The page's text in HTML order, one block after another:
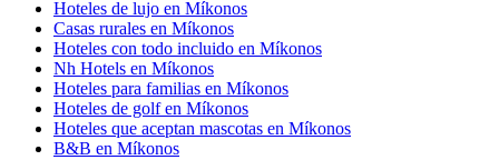
Hoteles de lujo en Míkonos
Casas rurales en Míkonos
Hoteles con todo incluido en Míkonos
Nh Hotels en Míkonos
Hoteles para familias en Míkonos
Hoteles de golf en Míkonos
Hoteles que aceptan mascotas en Míkonos
B&B en Míkonos